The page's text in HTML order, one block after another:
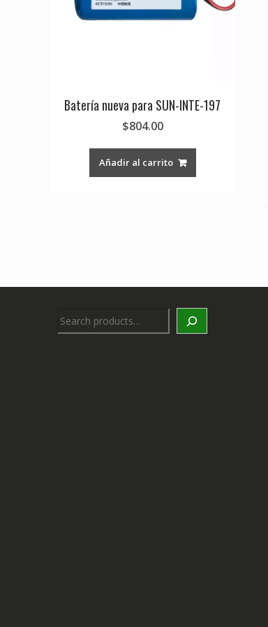
Batería nueva para SUN-INTE-197
$804.00
Añadir al carrito
Search